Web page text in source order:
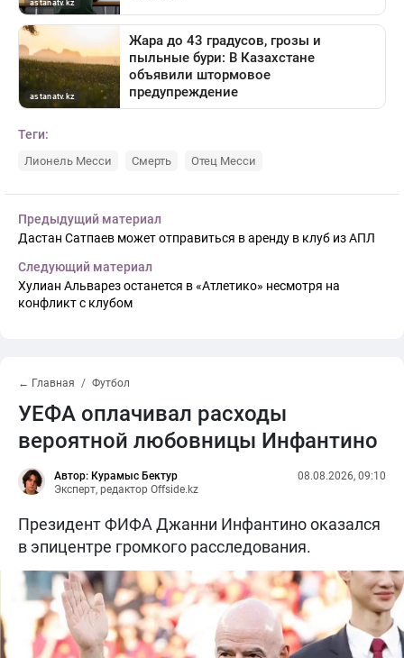
Теги:
Лионель Месси Смерть Отец Месси
Предыдущий материал
Дастан Сатпаев может отправиться в аренду в клуб из АПЛ
Следующий материал
Хулиан Альварез останется в «Атлетико» несмотря на
конфликт с клубом
← Главная Футбол
УЕФА оплачивал расходы
вероятной любовницы Инфантино
Автор: Курамыс Бектур
Эксперт, редактор Offside.kz
08.08.2026, 09:10
Президент ФИФА Джанни Инфантино оказался
в эпицентре громкого расследования.